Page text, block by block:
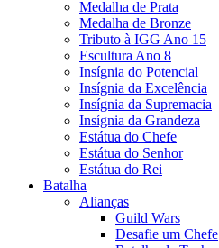
Medalha de Prata
Medalha de Bronze
Tributo à IGG Ano 15
Escultura Ano 8
Insígnia do Potencial
Insígnia da Excelência
Insígnia da Supremacia
Insígnia da Grandeza
Estátua do Chefe
Estátua do Senhor
Estátua do Rei
Batalha
Alianças
Guild Wars
Desafie um Chefe